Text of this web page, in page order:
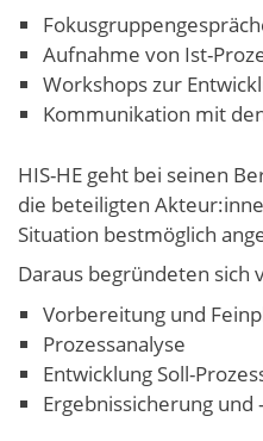
Aufnahme von Ist-
Workshops zur
Kommunikation mit
HIS-HE geht bei seinen
die beteiligten
Situation bestmöglich
Daraus begründeten sich
Vorbereitung und
Prozessanalyse
Entwicklung Soll-
Ergebnissicherung und